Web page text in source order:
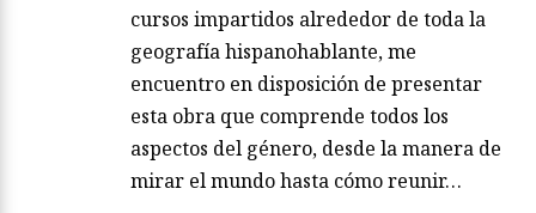
cursos impartidos alrededor de toda la
geografía hispanohablante, me
encuentro en disposición de presentar
esta obra que comprende todos los
aspectos del género, desde la manera de
mirar el mundo hasta cómo reunir…